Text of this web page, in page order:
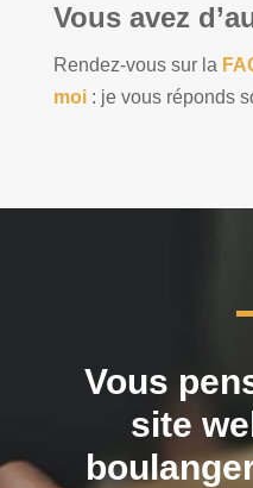
Vous avez
Rendez-vous sur la
moi: je vous réponds
Vous
site